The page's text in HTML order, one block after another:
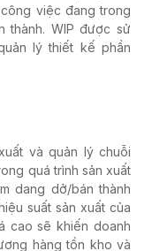
việc đang trong
thành. WIP được sử
lý thiết kế phần
và quản lý chuỗi
quá trình sản xuất
dang dở/bán thành
suất sản xuất của
cao sẽ khiến doanh
hàng tồn kho và